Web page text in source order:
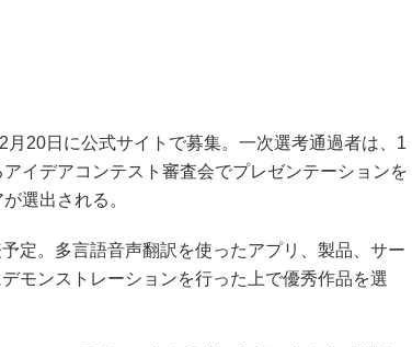
20日に公式サイトで募集。一次選考通過者は、1
イデアコンテスト審査会でプレゼンテーションを
選出される。
定。多言語音声翻訳を使ったアプリ、製品、サー
モンストレーションを行った上で優秀作品を選